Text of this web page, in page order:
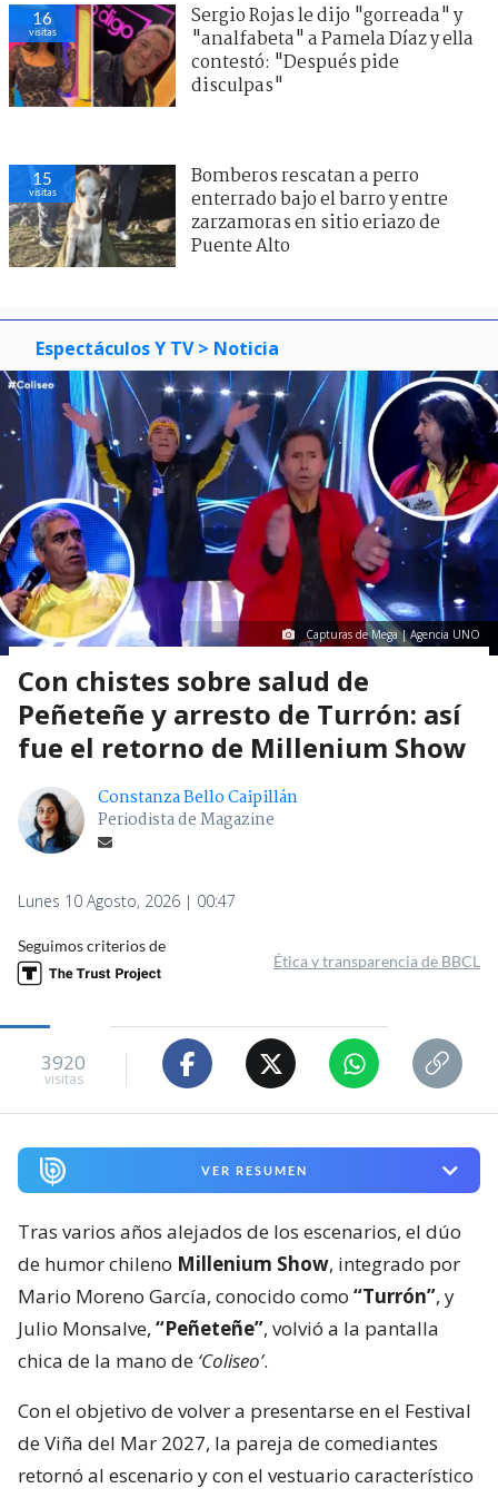
16
visitas
Sergio Rojas le dijo "gorreada" y
"analfabeta" a Pamela Díaz y ella
contestó: "Después pide
disculpas"
15
visitas
Bomberos rescatan a perro
enterrado bajo el barro y entre
zarzamoras en sitio eriazo de
Puente Alto
Espectáculos Y TV > Noticia
Capturas de Mega | Agencia UNO
Con chistes sobre salud de
Peñeteñe y arresto de Turrón: así
fue el retorno de Millenium Show
Constanza Bello Caipillán
Periodista de Magazine
Lunes 10 Agosto, 2026 | 00:47
Seguimos criterios de
Ética y transparencia de BBCL
3920
visitas
VER RESUMEN
Tras varios años alejados de los escenarios, el dúo
de humor chileno Millenium Show, integrado por
Mario Moreno García, conocido como “Turrón”, y
Julio Monsalve, “Peñeteñe”, volvió a la pantalla
chica de la mano de ‘Coliseo’.
Con el objetivo de volver a presentarse en el Festival
de Viña del Mar 2027, la pareja de comediantes
retornó al escenario y con el vestuario característico